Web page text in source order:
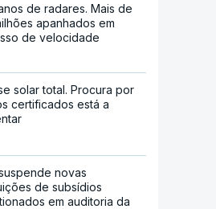
de radares. Mais de
apanhados em
de velocidade
solar total. Procura por
certificados está a
novas
de subsídios
em auditoria da